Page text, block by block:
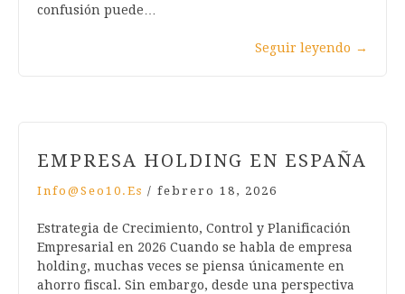
confusión puede…
Seguir leyendo →
EMPRESA HOLDING EN ESPAÑA
Info@seo10.es / febrero 18, 2026
Estrategia de Crecimiento, Control y Planificación
Empresarial en 2026 Cuando se habla de empresa
holding, muchas veces se piensa únicamente en
ahorro fiscal. Sin embargo, desde una perspectiva